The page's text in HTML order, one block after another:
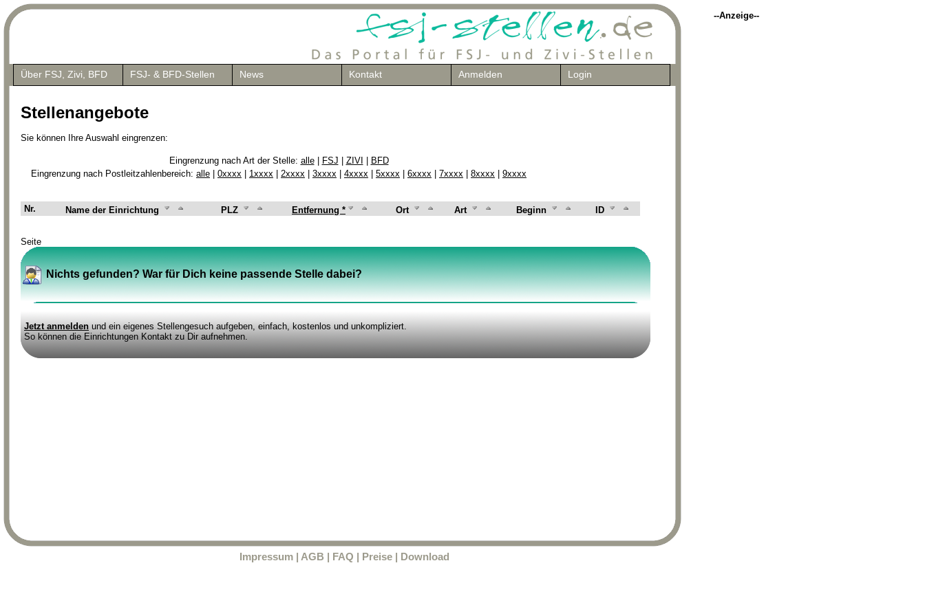
Über FSJ, Zivi, BFD FSJ- & BFD-Stellen News Kontakt Anmelden Login
Stellenangebote
Sie können Ihre Auswahl eingrenzen:
Eingrenzung nach Art der Stelle: alle| FSJ ZIVI
BFD
Eingrenzung nach Postleitzahlenbereich: alle 0xxxx 1xxxx 2xxxx 3xxxx 4xxxx 5xxxx 6xxxx 7xxxx 8xxxx 9xxxx
Nr. Name der Einrichtung PLZ Entfernung * Ort Art Beginn ID
Seite
Nichts gefunden? War für Dich keine passende Stelle dabei?
Jetzt anmelden und ein eigenes Stellengesuch aufgeben, einfach, kostenlos und unkompliziert.
So können die Einrichtungen Kontakt zu Dir aufnehmen.
Impressum| AGB FAQ Preise| Download
--Anzeige--